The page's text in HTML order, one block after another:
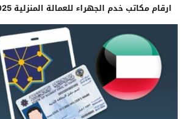
ارقام مكاتب خدم الجهراء للعمالة المنزلية 2025